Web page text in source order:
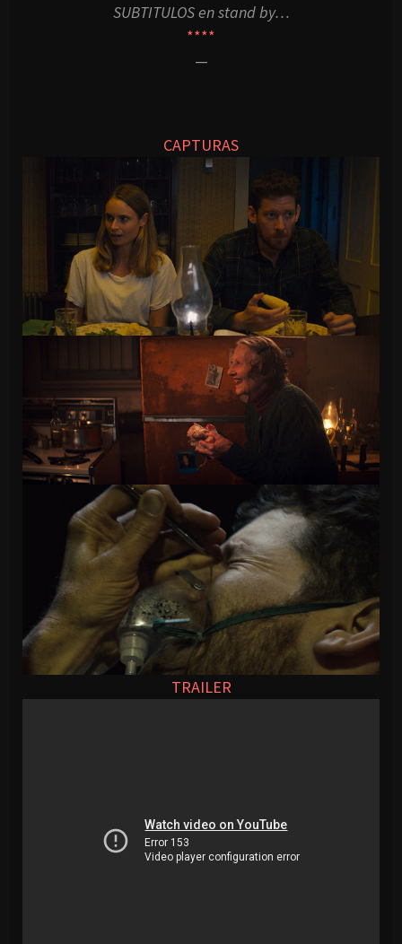
SUBTITULOS en stand by…
****
—
CAPTURAS
TRAILER